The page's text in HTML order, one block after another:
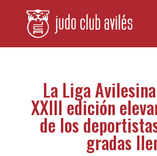
La Liga
XXIII edición
de los
gradas